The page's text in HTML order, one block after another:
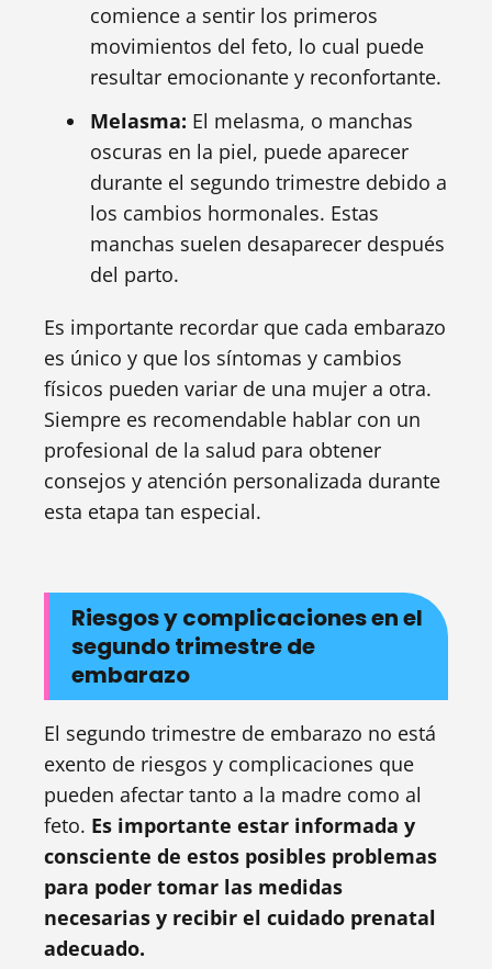
comience a sentir los primeros
movimientos del feto, lo cual puede
resultar emocionante y reconfortante.
Melasma: El melasma, o manchas
oscuras en la piel, puede aparecer
durante el segundo trimestre debido a
los cambios hormonales. Estas
manchas suelen desaparecer después
del parto.
Es importante recordar que cada embarazo
es único y que los síntomas y cambios
físicos pueden variar de una mujer a otra.
Siempre es recomendable hablar con un
profesional de la salud para obtener
consejos y atención personalizada durante
esta etapa tan especial.
Riesgos y complicaciones en el
segundo trimestre de
embarazo
El segundo trimestre de embarazo no está
exento de riesgos y complicaciones que
pueden afectar tanto a la madre como al
feto. Es importante estar informada y
consciente de estos posibles problemas
para poder tomar las medidas
necesarias y recibir el cuidado prenatal
adecuado.